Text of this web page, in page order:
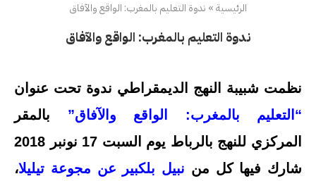
الرئيسية» ندوة التعليم بالمغرب: الواقع والآفاق
ندوة التعليم بالمغرب: الواقع والآفاق
نظمت شبيبة النهج الديمقراطي ندوة تحت عنوان
“التعليم بالمغرب: الواقع والآفاق” بالمقر
المركزي للنهج بالرباط يوم السبت 17 نونبر 2018
شارك فيها كل من نبيل بلكبير عن مجوعة تيليلا،